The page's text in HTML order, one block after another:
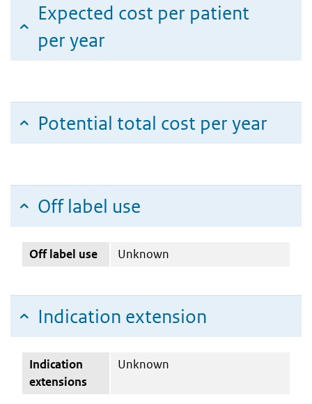
Expected cost per patient
per year
Potential total cost per year
Off label use
Off label use Unknown
Indication extension
Indication
extensions
Unknown